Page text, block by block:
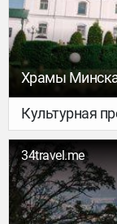
Храмы
Культурная
34travel.me